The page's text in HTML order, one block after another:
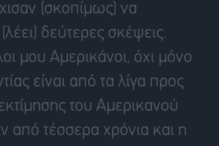
(σκοπίμως) να
δεύτερες σκέψεις.
μου Αμερικάνοι, όχι μόνο
είναι από τα λίγα προς
του Αμερικανού
από τέσσερα χρόνια και η